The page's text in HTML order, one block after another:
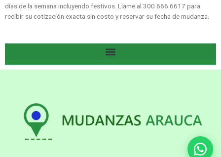
días de la semana incluyendo festivos. Llame al 300 666 6617 para
recibir su cotización exacta sin costo y reservar su fecha de mudanza.